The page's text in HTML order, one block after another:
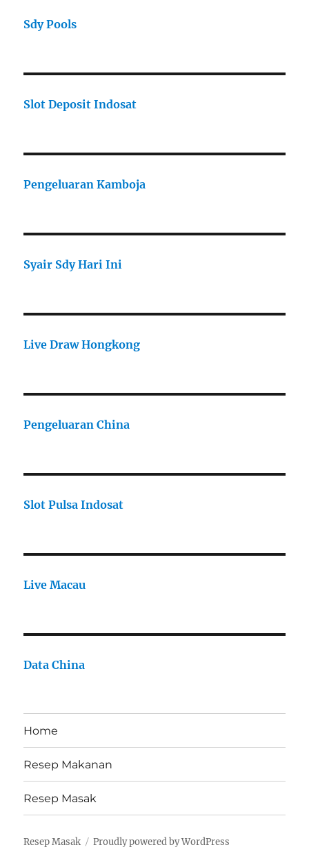
Sdy Pools
Slot Deposit Indosat
Pengeluaran Kamboja
Syair Sdy Hari Ini
Live Draw Hongkong
Pengeluaran China
Slot Pulsa Indosat
Live Macau
Data China
Home
Resep Makanan
Resep Masak
Resep Masak Proudly powered by WordPress